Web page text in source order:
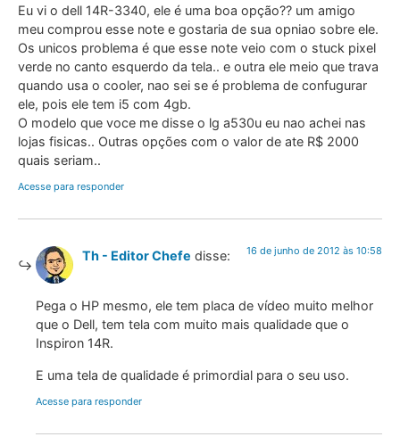
Eu vi o dell 14R-3340, ele é uma boa opção?? um amigo
meu comprou esse note e gostaria de sua opniao sobre ele.
Os unicos problema é que esse note veio com o stuck pixel
verde no canto esquerdo da tela.. e outra ele meio que trava
quando usa o cooler, nao sei se é problema de confugurar
ele, pois ele tem i5 com 4gb.
O modelo que voce me disse o lg a530u eu nao achei nas
lojas fisicas.. Outras opções com o valor de ate R$ 2000
quais seriam..
Acesse para responder
Th - Editor Chefe disse: 16 de junho de 2012 às 10:58
Pega o HP mesmo, ele tem placa de vídeo muito melhor
que o Dell, tem tela com muito mais qualidade que o
Inspiron 14R.
E uma tela de qualidade é primordial para o seu uso.
Acesse para responder